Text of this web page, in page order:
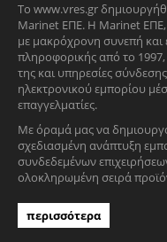
Το www.vres.gr
Marinet ΕΠΕ. Η Marinet
με μακρόχρονη συνεπή και
πληροφορικής από το
της και υπηρεσίες
ηλεκτρονικού εμπορίου
επαγγελματίες.
Με όραμά μας να
σχεδιασμένη ανάπτυξη
συνδεδεμένων
ολοκληρωμένη σειρά
περισσότερα